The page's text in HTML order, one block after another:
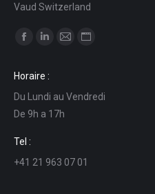
Vaud Switzerland
Find us on:
opens
in
new
window
opens
in
new
in
in
Horaire :
Du Lundi au Vendredi
De 9h a 17h
Tel :
+41 21 963 07 01